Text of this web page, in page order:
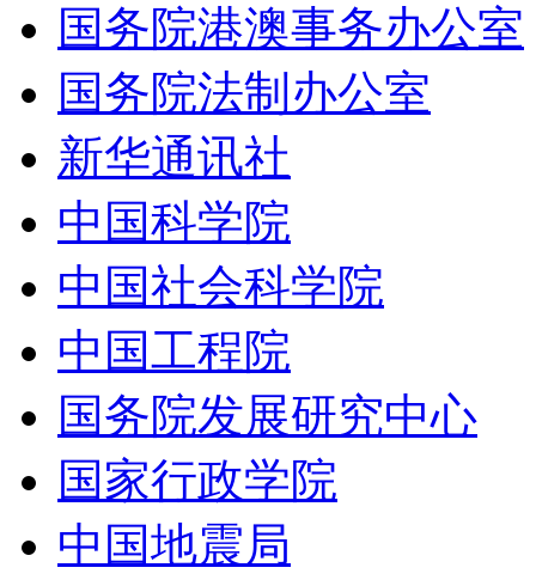
国务院港澳事务办公室
国务院法制办公室
新华通讯社
中国科学院
中国社会科学院
中国工程院
国务院发展研究中心
国家行政学院
中国地震局